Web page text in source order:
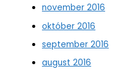
november 2016
október 2016
september 2016
august 2016